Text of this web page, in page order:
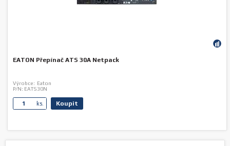
EATON Přepínač ATS 30A Netpack
Výrobce: Eaton
P/N: EATS30N
ks. Koupit